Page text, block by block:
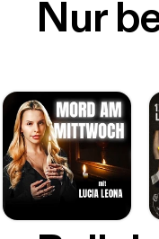
Nur